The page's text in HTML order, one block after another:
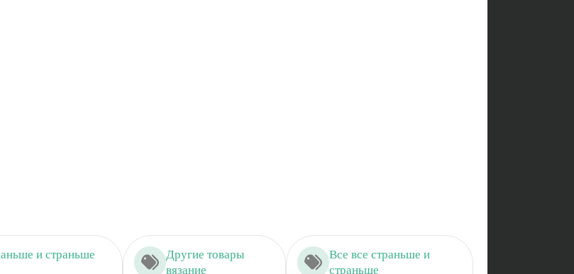
и страньше
Другие товары
вязание
Все все страньше и
страньше